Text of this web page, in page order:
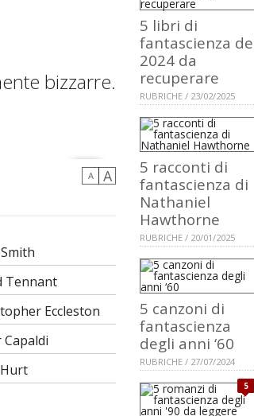
bizzarre.
A A
Tennant
Eccleston
Capaldi
5 libri di
fantascienza
2024 da
recuperare
RUBRICHE / 23/02/2025
5 racconti di
fantascienza di
Nathaniel
Hawthorne
RUBRICHE / 20/01/2025
5 canzoni di
fantascienza
degli anni ‘60
RUBRICHE / 27/07/2024
5